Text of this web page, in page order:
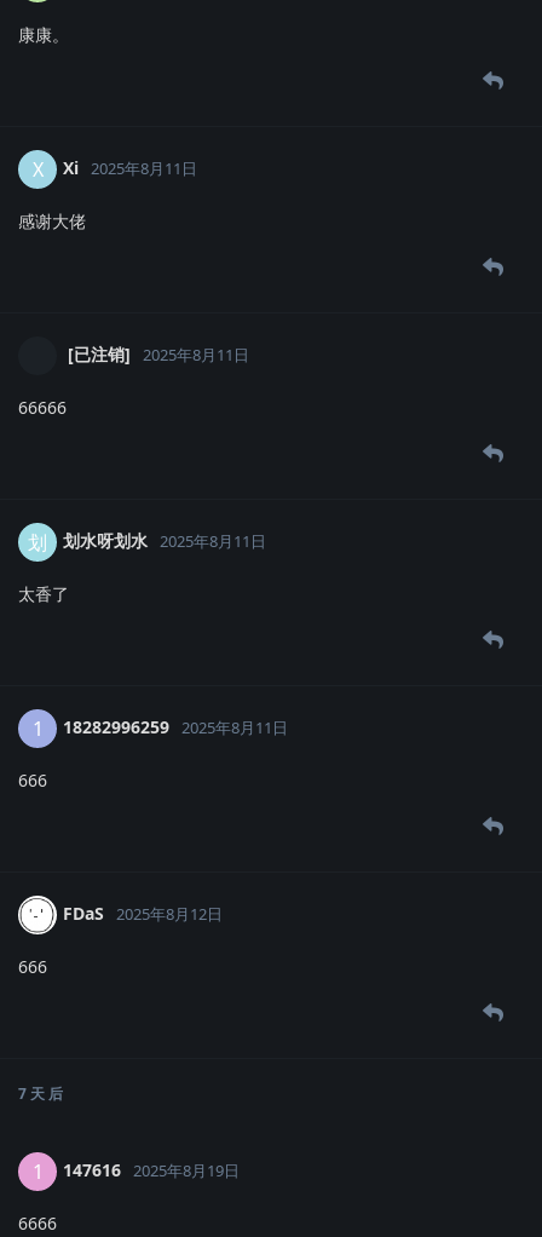
康康。
X Xi 2025年8月11日
感谢大佬
[已注销] 2025年8月11日
66666
划 划水呀划水 2025年8月11日
太香了
1 18282996259 2025年8月11日
666
FDaS 2025年8月12日
666
7 天 后
1 147616 2025年8月19日
6666